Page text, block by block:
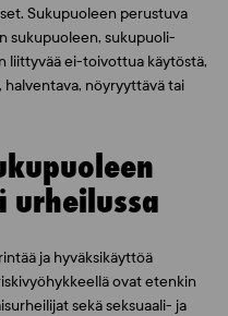
Sukupuoleen perustuva
sukupuoleen, sukupuoli-
liittyvää ei-toivottua käytöstä,
halventava, nöyryyttävä tai
urheilussa
ja hyväksikäyttöä
ovat etenkin
sekä seksuaali- ja